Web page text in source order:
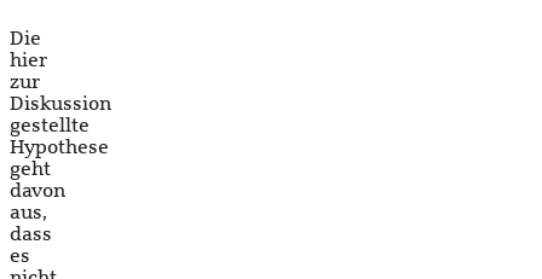
Die
hier
zur
Diskussion
gestellte
Hypothese
geht
davon
aus,
dass
es